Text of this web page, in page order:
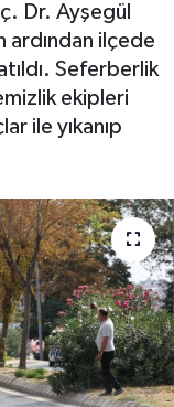
Dr. Ayşegül
ardından ilçede
Seferberlik
ekipleri
ile yıkanıp